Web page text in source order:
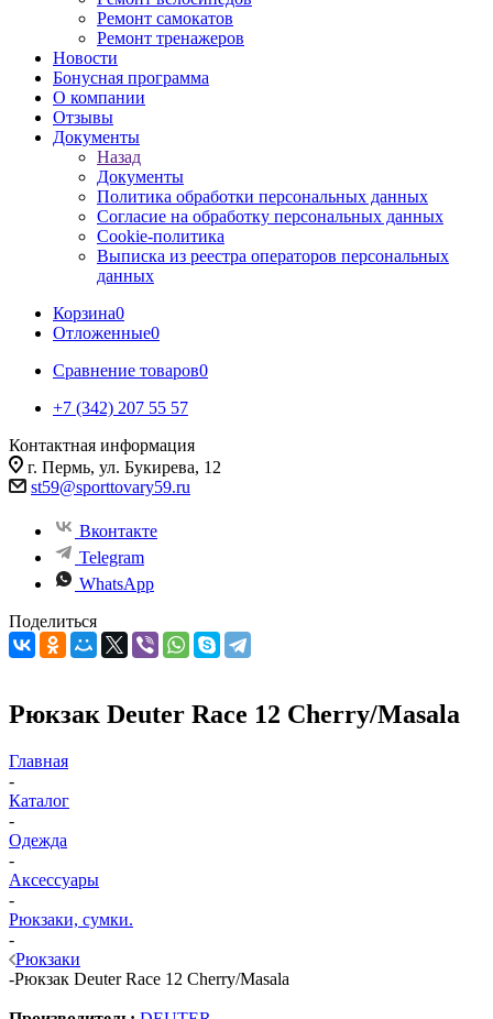
Ремонт самокатов
Ремонт тренажеров
Новости
Бонусная программа
О компании
Отзывы
Документы
Назад
Документы
Политика обработки персональных данных
Согласие на обработку персональных данных
Cookie-политика
Выписка из реестра операторов персональных
данных
Корзина0
Отложенные0
Сравнение товаров0
+7 (342) 207 55 57
Контактная информация
г. Пермь, ул. Букирева, 12
st59@sporttovary59.ru
Вконтакте
Telegram
WhatsApp
Поделиться
Рюкзак Deuter Race 12 Cherry/Masala
Главная
-
Каталог
-
Одежда
-
Аксессуары
-
Рюкзаки, сумки.
-
Рюкзаки
-Рюкзак Deuter Race 12 Cherry/Masala